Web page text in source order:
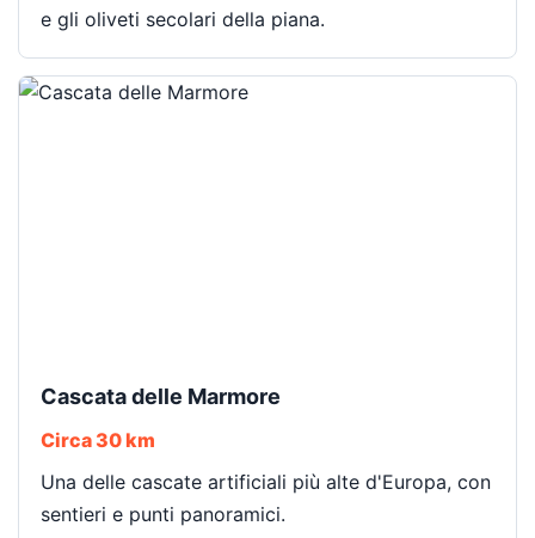
e gli oliveti secolari della piana.
Cascata delle Marmore
Circa 30 km
Una delle cascate artificiali più alte d'Europa, con
sentieri e punti panoramici.